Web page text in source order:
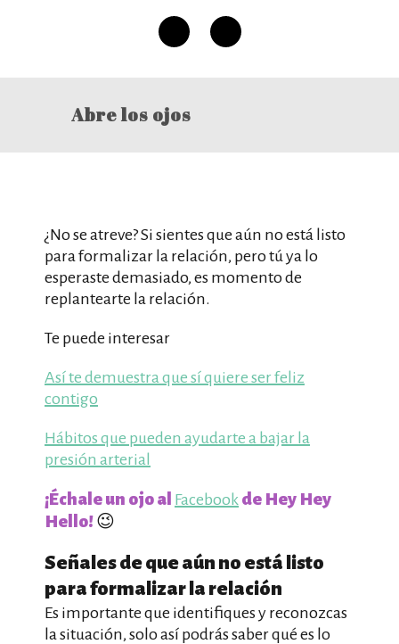
Abre los ojos
¿No se atreve? Si sientes que aún no está listo
para formalizar la relación, pero tú ya lo
esperaste demasiado, es momento de
replantearte la relación.
Te puede interesar
Así te demuestra que sí quiere ser feliz
contigo
Hábitos que pueden ayudarte a bajar la
presión arterial
¡Échale un ojo al Facebook de Hey Hey
Hello! 😉
Señales de que aún no está listo
para formalizar la relación
Es importante que identifiques y reconozcas
la situación, solo así podrás saber qué es lo